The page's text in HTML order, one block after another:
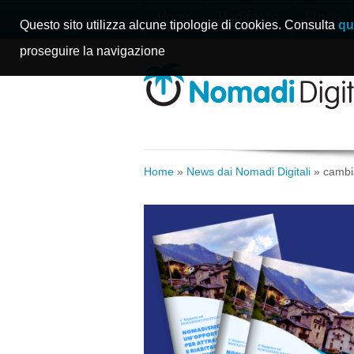
Home Manifesto Storie
Home » News dai Nomadi Digitali »
Questo sito utilizza alcune tipologie di cookies. Consulta
proseguire la navigazione